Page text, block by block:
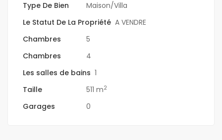
Type De Bien
Maison/Villa
Le Statut De La Propriété A VENDRE
Chambres
5
Chambres
4
Les salles de bains 1
Taille
511 m2
Garages 0